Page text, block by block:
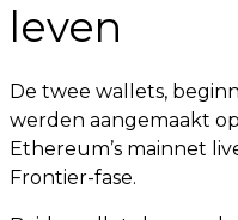
leven
De twee wallets,
werden aangemaakt
Ethereum’s mainnet
Frontier-fase.